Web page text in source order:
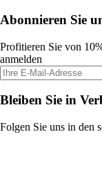
Abonnieren Sie
Profitieren Sie von
anmelden
Bleiben Sie in
Folgen Sie uns in den